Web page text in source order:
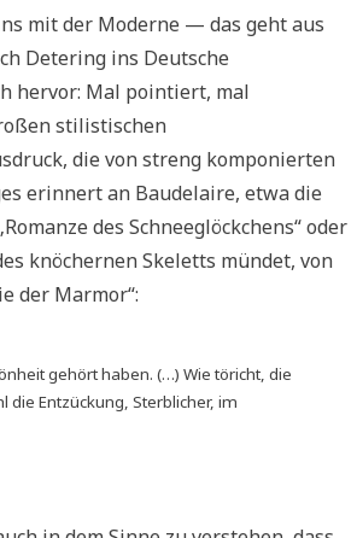
mit der Moderne — das geht aus
Detering ins Deutsche
hervor: Mal pointiert, mal
stilistischen
die von streng komponierten
erinnert an Baudelaire, etwa die
des Schneeglöckchens“ oder
knöchernen Skeletts mündet, von
der Marmor“:
gehört haben. (…) Wie töricht, die
die Entzückung, Sterblicher, im